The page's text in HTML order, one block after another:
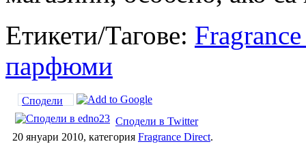
Етикети/Тагове:
парфюми
Сподели
Сподели в Twitter
20 януари 2010, категория Fragrance Direct.